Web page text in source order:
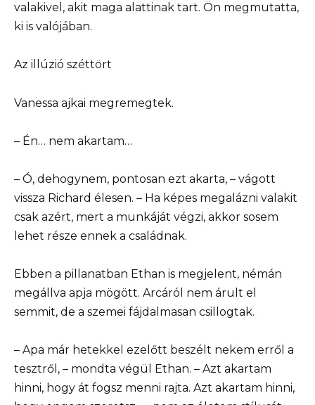
valakivel, akit maga alattinak tart. Ön megmutatta,
ki is valójában.
Az illúzió széttört
Vanessa ajkai megremegtek.
– Én… nem akartam…
– Ó, dehogynem, pontosan ezt akarta, – vágott
vissza Richard élesen. – Ha képes megalázni valakit
csak azért, mert a munkáját végzi, akkor sosem
lehet része ennek a családnak.
Ebben a pillanatban Ethan is megjelent, némán
megállva apja mögött. Arcáról nem árult el
semmit, de a szemei fájdalmasan csillogtak.
– Apa már hetekkel ezelőtt beszélt nekem erről a
tesztről, – mondta végül Ethan. – Azt akartam
hinni, hogy át fogsz menni rajta. Azt akartam hinni,